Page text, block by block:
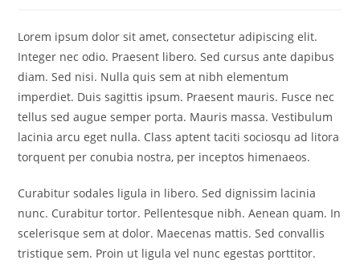
Lorem ipsum dolor sit amet, consectetur adipiscing elit.
Integer nec odio. Praesent libero. Sed cursus ante dapibus
diam. Sed nisi. Nulla quis sem at nibh elementum
imperdiet. Duis sagittis ipsum. Praesent mauris. Fusce nec
tellus sed augue semper porta. Mauris massa. Vestibulum
lacinia arcu eget nulla. Class aptent taciti sociosqu ad litora
torquent per conubia nostra, per inceptos himenaeos.
Curabitur sodales ligula in libero. Sed dignissim lacinia
nunc. Curabitur tortor. Pellentesque nibh. Aenean quam. In
scelerisque sem at dolor. Maecenas mattis. Sed convallis
tristique sem. Proin ut ligula vel nunc egestas porttitor.